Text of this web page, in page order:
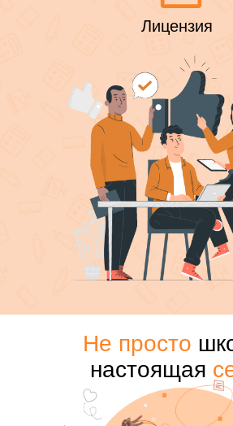
Лицензия
Не просто
настоящая